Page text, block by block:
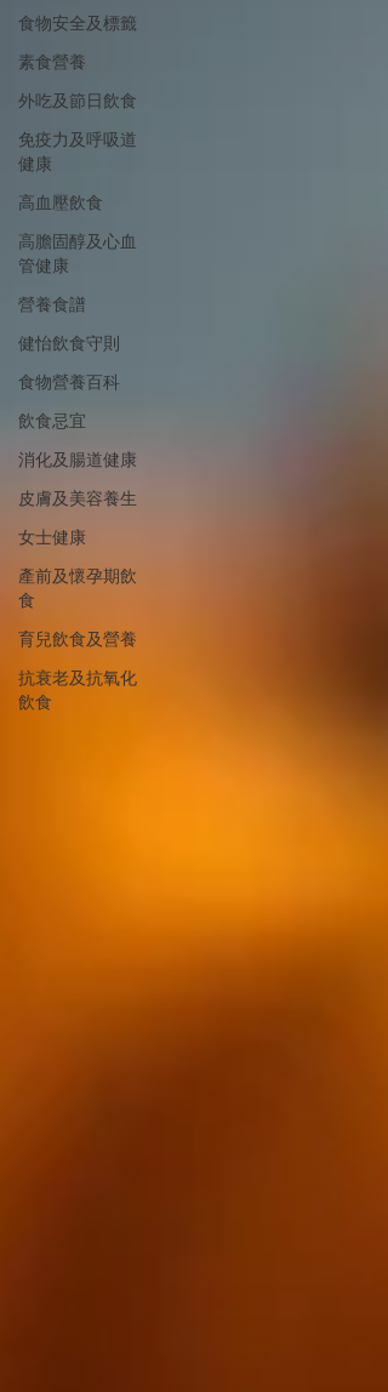
食物安全及標籤
素食營養
外吃及節日飲食
免疫力及呼吸道
健康
高血壓飲食
高膽固醇及心血
管健康
營養食譜
健怡飲食守則
食物營養百科
飲食忌宜
消化及腸道健康
皮膚及美容養生
女士健康
產前及懷孕期飲
食
育兒飲食及營養
抗衰老及抗氧化
飲食